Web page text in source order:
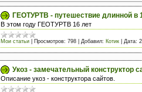
ГЕОТУРТВ - путешествие длинной в
В этом году ГЕОТУРТВ 16 лет
Мои статьи Просмотров: 798 Добавил: Котик Дата:
Укоз - замечательный конструктор
Описание укоз - конструктора сайтов.